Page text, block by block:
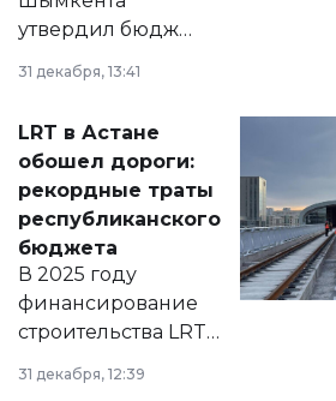
утвердил бюджет
города на 2026–
2028 годы.
документ
появился в базе
нормативных
правовых актов и
на сайте маслихат
города.
31 декабря, 13:41
LRT в Астане
обошел дороги:
рекордные траты
республиканского
бюджета
В 2025 году
финансирование
строительства LRT
в Астане из
республиканского
31 декабря, 12:39